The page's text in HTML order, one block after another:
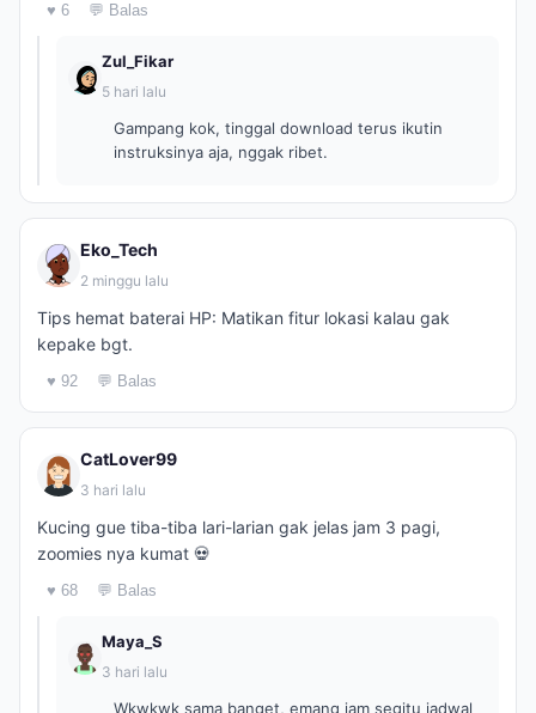
♥ 6 💬 Balas
Zul_Fikar
5 hari lalu
Gampang kok, tinggal download terus ikutin
instruksinya aja, nggak ribet.
Eko_Tech
2 minggu lalu
Tips hemat baterai HP: Matikan fitur lokasi kalau gak
kepake bgt.
♥ 92 💬 Balas
CatLover99
3 hari lalu
Kucing gue tiba-tiba lari-larian gak jelas jam 3 pagi,
zoomies nya kumat 💀
♥ 68 💬 Balas
Maya_S
3 hari lalu
Wkwkwk sama banget, emang jam segitu jadwal